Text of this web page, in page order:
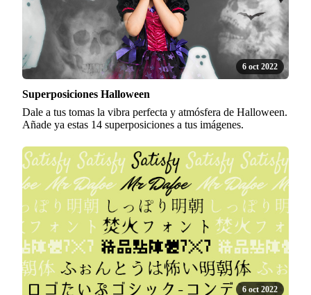
6 oct 2022
Superposiciones Halloween
Dale a tus tomas la vibra perfecta y atmósfera de Halloween.
Añade ya estas 14 superposiciones a tus imágenes.
6 oct 2022